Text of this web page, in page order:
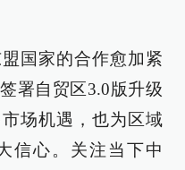
国家的合作愈加紧
署自贸区3.0版升级
场机遇，也为区域
信心。关注当下中